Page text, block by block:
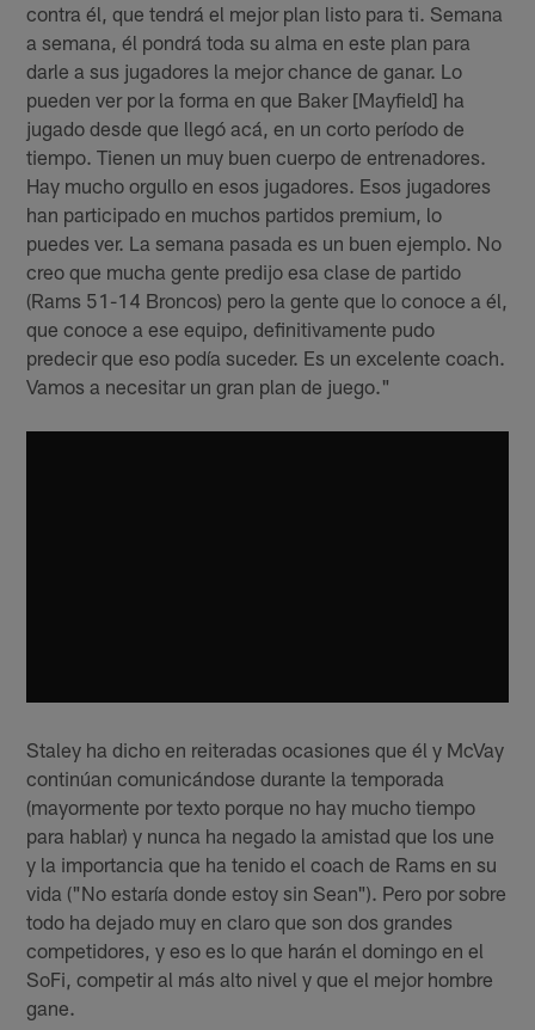
contra él, que tendrá el mejor plan listo para ti. Semana
a semana, él pondrá toda su alma en este plan para
darle a sus jugadores la mejor chance de ganar. Lo
pueden ver por la forma en que Baker [Mayfield] ha
jugado desde que llegó acá, en un corto período de
tiempo. Tienen un muy buen cuerpo de entrenadores.
Hay mucho orgullo en esos jugadores. Esos jugadores
han participado en muchos partidos premium, lo
puedes ver. La semana pasada es un buen ejemplo. No
creo que mucha gente predijo esa clase de partido
(Rams 51-14 Broncos) pero la gente que lo conoce a él,
que conoce a ese equipo, definitivamente pudo
predecir que eso podía suceder. Es un excelente coach.
Vamos a necesitar un gran plan de juego."
Staley ha dicho en reiteradas ocasiones que él y McVay
continúan comunicándose durante la temporada
(mayormente por texto porque no hay mucho tiempo
para hablar) y nunca ha negado la amistad que los une
y la importancia que ha tenido el coach de Rams en su
vida ("No estaría donde estoy sin Sean"). Pero por sobre
todo ha dejado muy en claro que son dos grandes
competidores, y eso es lo que harán el domingo en el
SoFi, competir al más alto nivel y que el mejor hombre
gane.